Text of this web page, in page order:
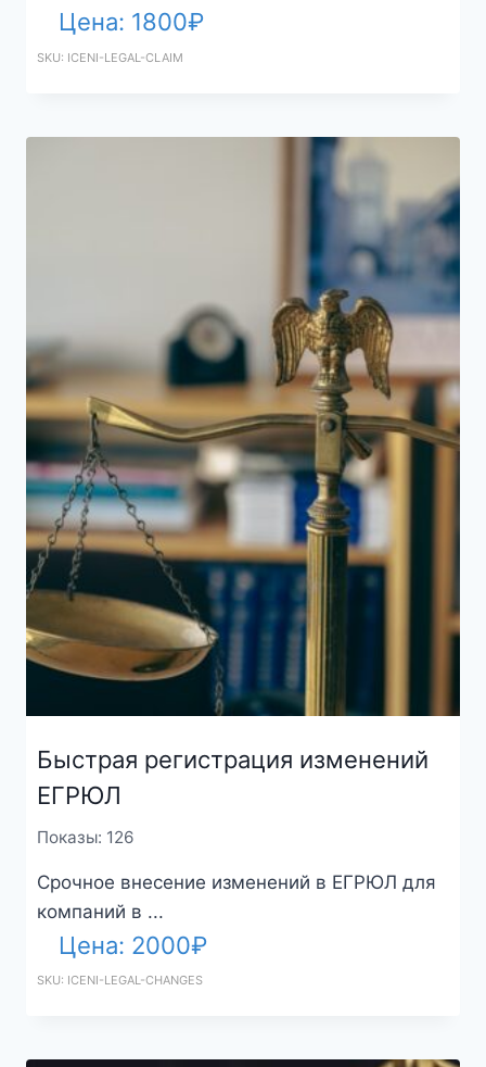
Цена: 1800₽
SKU: ICENI-LEGAL-CLAIM
Быстрая регистрация изменений
ЕГРЮЛ
Показы: 126
Срочное внесение изменений в ЕГРЮЛ для
компаний в ...
Цена: 2000₽
SKU: ICENI-LEGAL-CHANGES